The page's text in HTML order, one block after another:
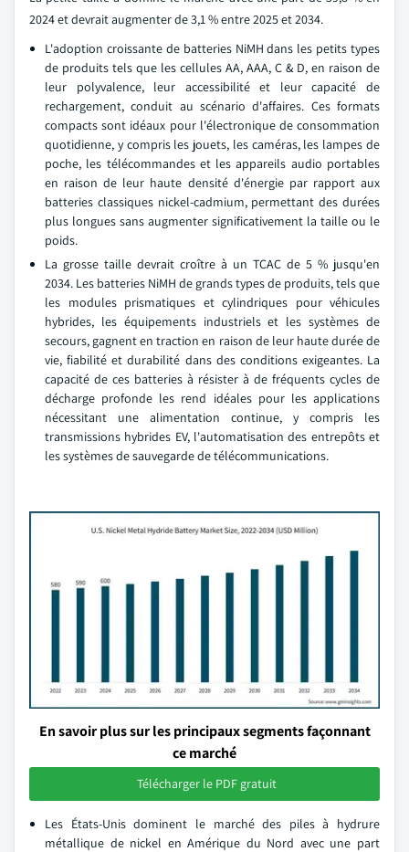
2024 et devrait augmenter de 3,1 % entre 2025 et 2034.
L'adoption croissante de batteries NiMH dans les petits types
de produits tels que les cellules AA, AAA, C & D, en raison de
leur polyvalence, leur accessibilité et leur capacité de
rechargement, conduit au scénario d'affaires. Ces formats
compacts sont idéaux pour l'électronique de consommation
quotidienne, y compris les jouets, les caméras, les lampes de
poche, les télécommandes et les appareils audio portables
en raison de leur haute densité d'énergie par rapport aux
batteries classiques nickel-cadmium, permettant des durées
plus longues sans augmenter significativement la taille ou le
poids.
La grosse taille devrait croître à un TCAC de 5 % jusqu'en
2034. Les batteries NiMH de grands types de produits, tels que
les modules prismatiques et cylindriques pour véhicules
hybrides, les équipements industriels et les systèmes de
secours, gagnent en traction en raison de leur haute durée de
vie, fiabilité et durabilité dans des conditions exigeantes. La
capacité de ces batteries à résister à de fréquents cycles de
décharge profonde les rend idéales pour les applications
nécessitant une alimentation continue, y compris les
transmissions hybrides EV, l'automatisation des entrepôts et
les systèmes de sauvegarde de télécommunications.
En savoir plus sur les principaux segments façonnant
ce marché
Télécharger le PDF gratuit
Les États-Unis dominent le marché des piles à hydrure
métallique de nickel en Amérique du Nord avec une part